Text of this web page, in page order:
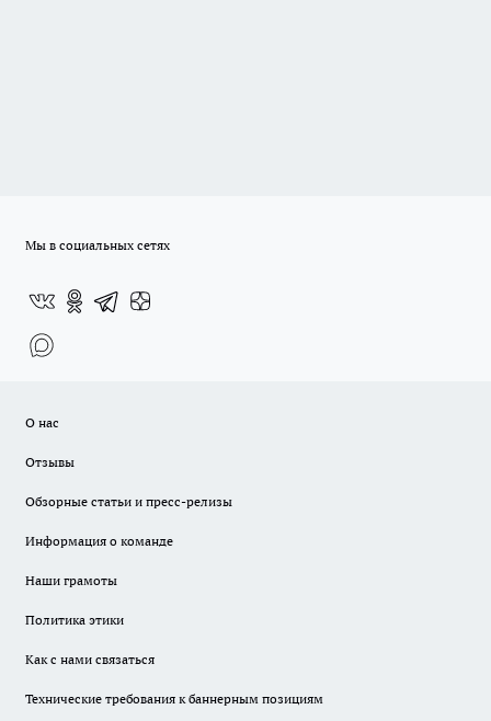
Мы в социальных сетях
О нас
Отзывы
Обзорные статьи и пресс-релизы
Информация о команде
Наши грамоты
Политика этики
Как с нами связаться
Технические требования к баннерным позициям